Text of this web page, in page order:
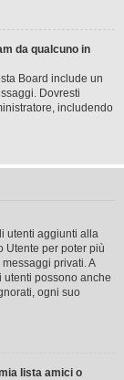
da qualcuno in
Board include un
Dovresti
includendo
utenti aggiunti alla
Utente per poter più
privati. A
possono anche
ogni suo
lista amici o